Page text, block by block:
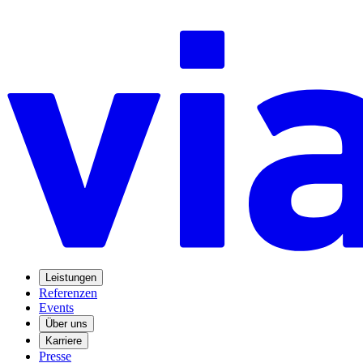
Leistungen
Referenzen
Events
Über uns
Karriere
Presse